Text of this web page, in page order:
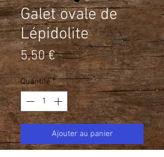
Galet ovale de
Lépidolite
5,50 €Prix
Quantité *
Ajouter au panier